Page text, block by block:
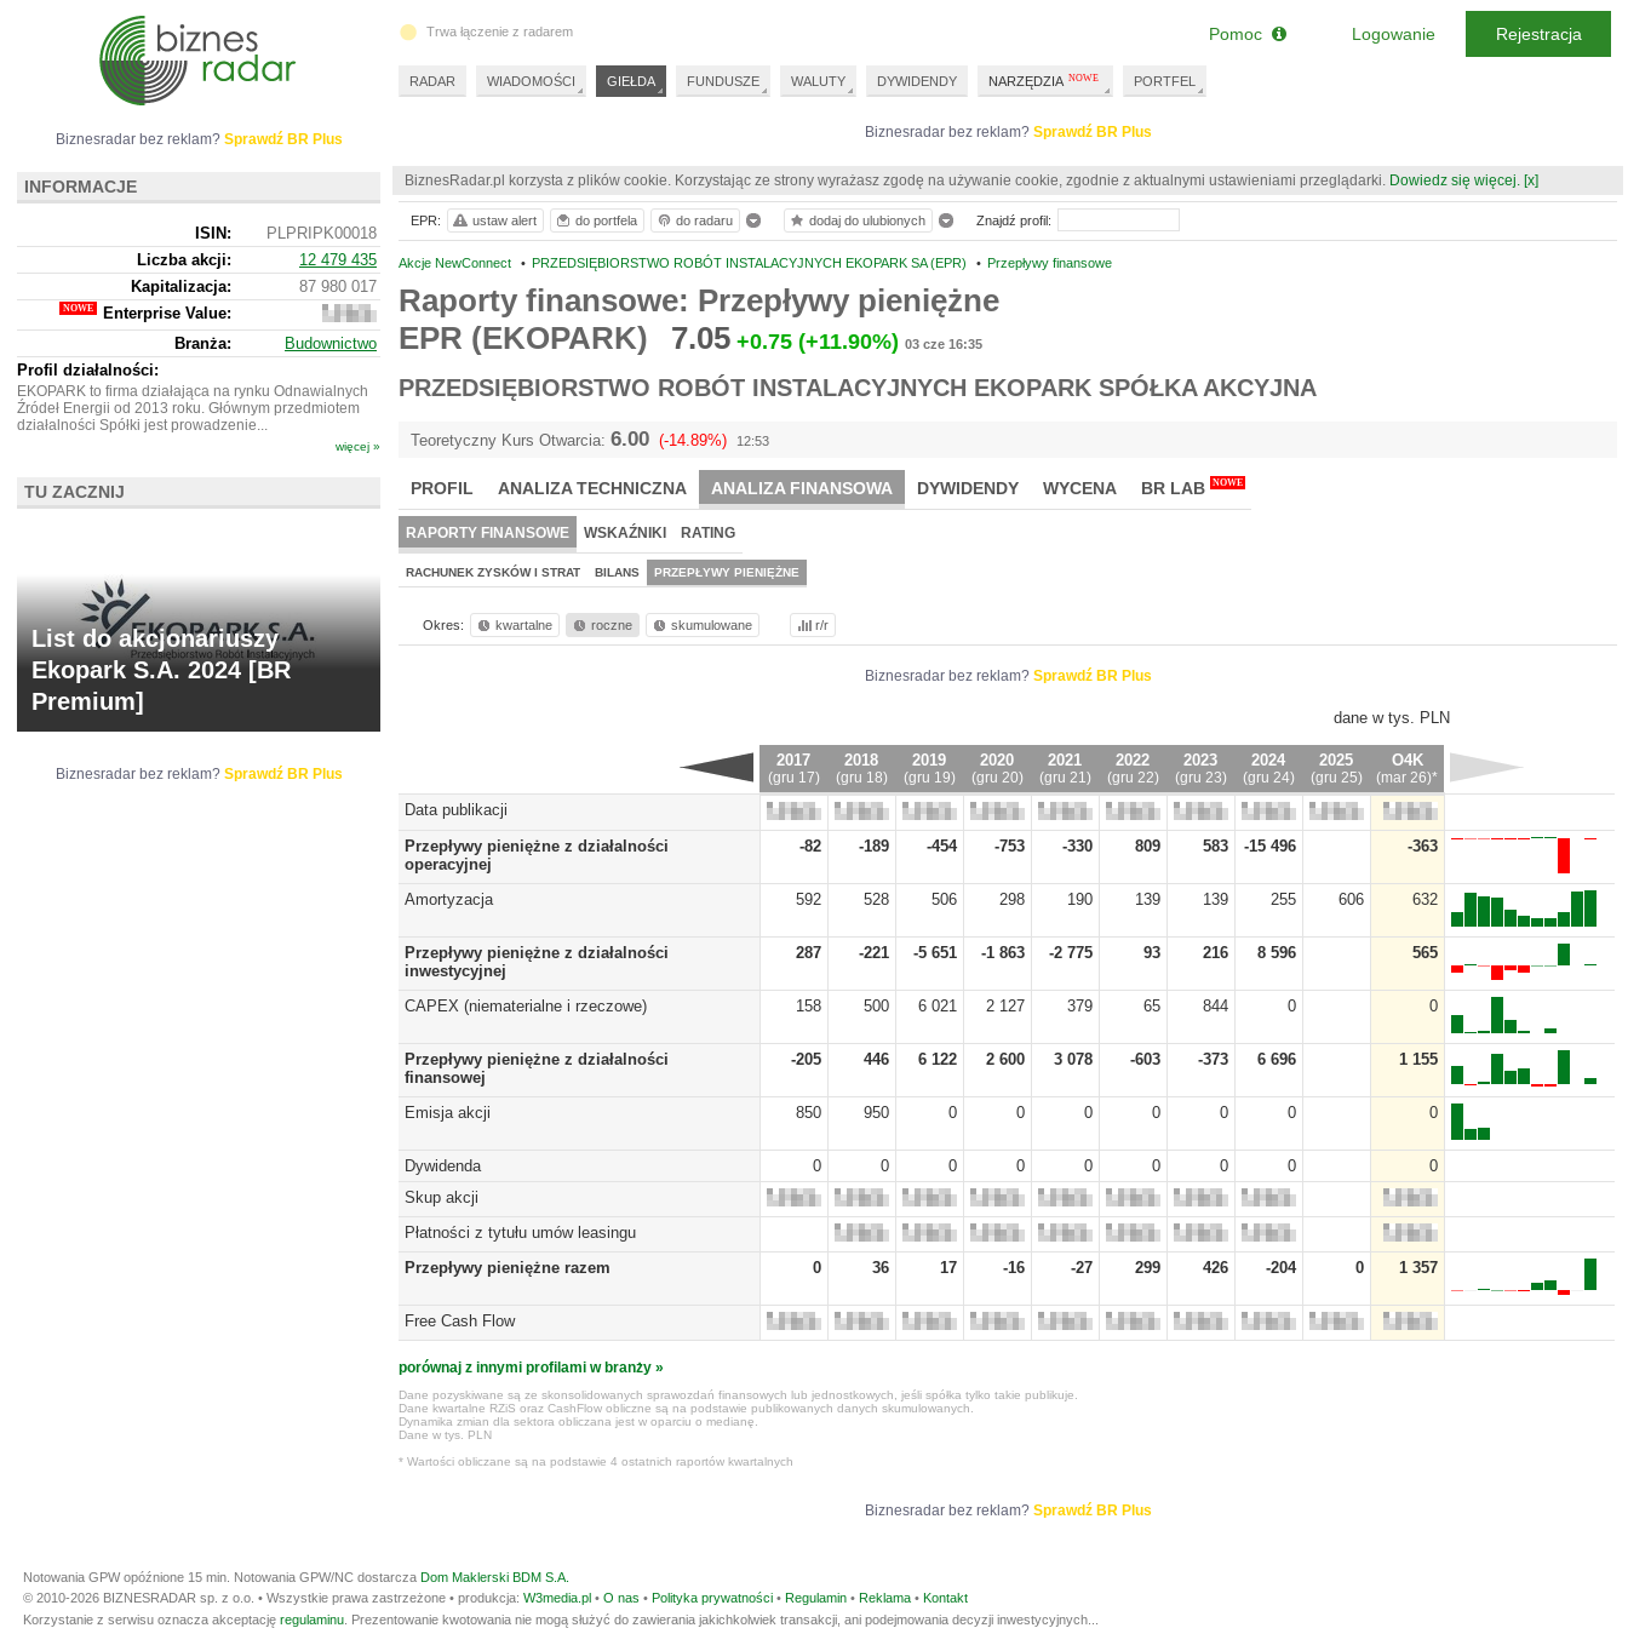
Biznesradar bez reklam? Sprawdź BR Plus
BiznesRadar.pl korzysta z plików cookie. Korzystając ze strony wyrażasz zgodę na używanie cookie, zgodnie z aktualnymi ustawieniami przeglądarki. Dowiedz się więcej. [x]
Akcje NewConnect • PRZEDSIĘBIORSTWO ROBÓT INSTALACYJNYCH EKOPARK SA (EPR) • Przepływy finansowe
Raporty finansowe: Przepływy pieniężne
EPR (EKOPARK)
7.05 +0.75 (+11.90%) 03 cze 16:35
PRZEDSIĘBIORSTWO ROBÓT INSTALACYJNYCH EKOPARK SPÓŁKA AKCYJNA
Teoretyczny Kurs Otwarcia: 6.00 (-14.89%) 12:53
PROFIL ANALIZA TECHNICZNA ANALIZA FINANSOWA DYWIDENDY WYCENA BR LAB NOWE
RAPORTY FINANSOWE WSKAŹNIKI RATING
RACHUNEK ZYSKÓW I STRAT BILANS PRZEPŁYWY PIENIĘŻNE
Okres: kwartalne roczne skumulowane r/r
Biznesradar bez reklam? Sprawdź BR Plus
dane w tys. PLN
2017
(gru 17)
2018
(gru 18)
2019
(gru 19)
2020
(gru 20)
2021
(gru 21)
2022
(gru 22)
2023
(gru 23)
2024
(gru 24)
2025
(gru 25)
O4K
(mar 26)*
Data publikacji
Przepływy pieniężne z działalności
operacyjnej
-82 -189 -454 -753 -330 809 583 -15 496 -363
Amortyzacja 592 528 506 298 190 139 139 255 606 632
Przepływy pieniężne z działalności
inwestycyjnej
287 -221 -5 651 -1 863 -2 775 93 216 8 596 565
CAPEX (niematerialne i rzeczowe) 158 500 6 021 2 127 379 65 844 0 0
Przepływy pieniężne z działalności
finansowej
-205 446 6 122 2 600 3 078 -603 -373 6 696 1 155
Emisja akcji 850 950 0 0 0 0 0 0 0
Dywidenda 0 0 0 0 0 0 0 0
0
Skup akcji
Płatności z tytułu umów leasingu
Przepływy pieniężne razem
0 36 17 -16 -27 299 426 -204 0 1 357
Free Cash Flow
porównaj z innymi profilami w branży »
Dane pozyskiwane są ze skonsolidowanych sprawozdań finansowych lub jednostkowych, jeśli spółka tylko takie publikuje.
Dane kwartalne RZiS oraz CashFlow obliczne są na podstawie publikowanych danych skumulowanych.
Dynamika zmian dla sektora obliczana jest w oparciu o medianę.
Dane w tys. PLN
* Wartości obliczane są na podstawie 4 ostatnich raportów kwartalnych
Biznesradar bez reklam? Sprawdź BR Plus
EPR: ustaw alert do portfela do radaru dodaj do ulubionych Znajdź profil:
Biznesradar bez reklam? Sprawdź BR Plus
INFORMACJE
ISIN:
PLPRIPK00018
Liczba akcji:
12 479 435
Kapitalizacja:
87 980 017
Enterprise Value:
85
795
017
Branża:
Budownictwo
Profil działalności:
EKOPARK to firma działająca na rynku Odnawialnych
Źródeł Energii od 2013 roku. Głównym przedmiotem
działalności Spółki jest prowadzenie...
więcej »
TU ZACZNIJ
List do akcjonariuszy
Ekopark S.A. 2024 [BR
Premium]
Biznesradar bez reklam? Sprawdź BR Plus
Trwa łączenie z radarem
RADAR WIADOMOŚCI GIEŁDA FUNDUSZE WALUTY DYWIDENDY NARZĘDZIA PORTFEL
Pomoc Logowanie Rejestracja
Notowania GPW opóźnione 15 min. Notowania GPW/NC dostarcza Dom Maklerski BDM S.A.
© 2010-2026 BIZNESRADAR sp. z o.o. • Wszystkie prawa zastrzeżone • produkcja: W3media.pl • O nas • Polityka prywatności • Regulamin • Reklama • Kontakt
Korzystanie z serwisu oznacza akceptację regulaminu . Prezentowanie kwotowania nie mogą służyć do zawierania jakichkolwiek transakcji, ani podejmowania decyzji inwestycyjnych...